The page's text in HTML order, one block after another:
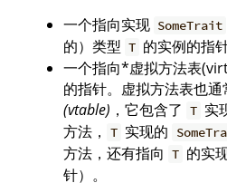
一个指向实现 SomeTrait
的）类型 T 的实例的指
一个指向*虚拟方法表
的指针。虚拟方法表也通
(vtable) ，它包含了 T 实
方法，
T 实现的
方法，还有指向 T 的实
针）。